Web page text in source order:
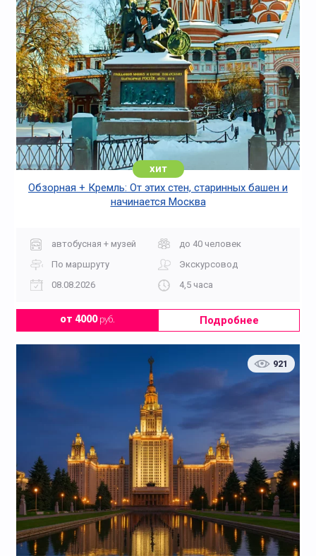
хит
Обзорная + Кремль: От этих стен, старинных башен и
начинается Москва
автобусная + музей
до 40 человек
По маршруту
Экскурсовод
08.08.2026
4,5 часа
от 4000руб. Подробнее
921